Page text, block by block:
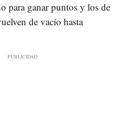
para ganar puntos y los de
de vacío hasta